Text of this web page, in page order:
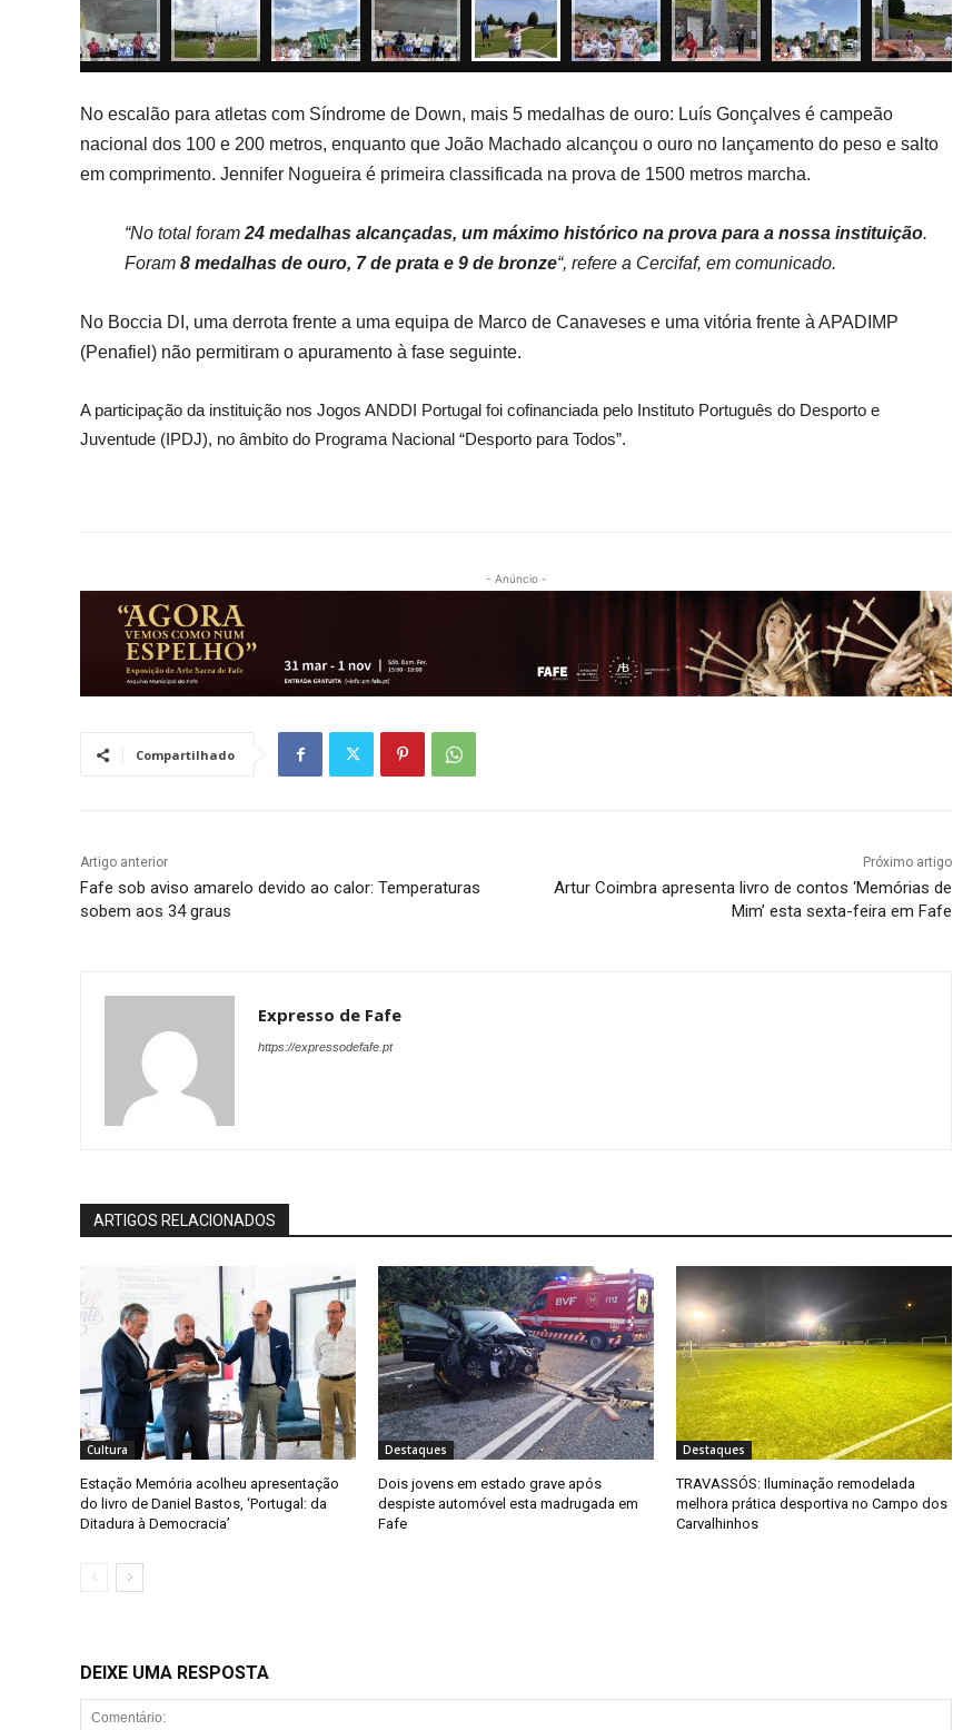
No escalão para atletas com Síndrome de Down, mais 5 medalhas de ouro: Luís Gonçalves é campeão
nacional dos 100 e 200 metros, enquanto que João Machado alcançou o ouro no lançamento do peso e salto
em comprimento. Jennifer Nogueira é primeira classificada na prova de 1500 metros marcha.
“No total foram 24 medalhas alcançadas, um máximo histórico na prova para a nossa instituição.
Foram 8 medalhas de ouro, 7 de prata e 9 de bronze“, refere a Cercifaf, em comunicado.
No Boccia DI, uma derrota frente a uma equipa de Marco de Canaveses e uma vitória frente à APADIMP
(Penafiel) não permitiram o apuramento à fase seguinte.
A participação da instituição nos Jogos ANDDI Portugal foi cofinanciada pelo Instituto Português do Desporto e
Juventude (IPDJ), no âmbito do Programa Nacional “Desporto para Todos”.
- Anúncio -
Compartilhado
Artigo anterior
Fafe sob aviso amarelo devido ao calor: Temperaturas
sobem aos 34 graus
Próximo artigo
Artur Coimbra apresenta livro de contos ‘Memórias de
Mim’ esta sexta-feira em Fafe
Expresso de Fafe
https://expressodefafe.pt
ARTIGOS RELACIONADOS
Cultura
Estação Memória acolheu apresentação
do livro de Daniel Bastos, ‘Portugal: da
Ditadura à Democracia’
Destaques
Dois jovens em estado grave após
despiste automóvel esta madrugada em
Fafe
Destaques
TRAVASSÓS: Iluminação remodelada
melhora prática desportiva no Campo dos
Carvalhinhos
DEIXE UMA RESPOSTA